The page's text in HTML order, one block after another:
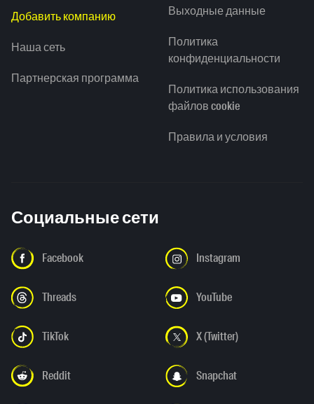
Добавить компанию
Наша сеть
Партнерская программа
Выходные данные
Политика
конфиденциальности
Политика использования
файлов cookie
Правила и условия
Социальные сети
Facebook Instagram
Threads YouTube
TikTok X (Twitter)
Reddit Snapchat